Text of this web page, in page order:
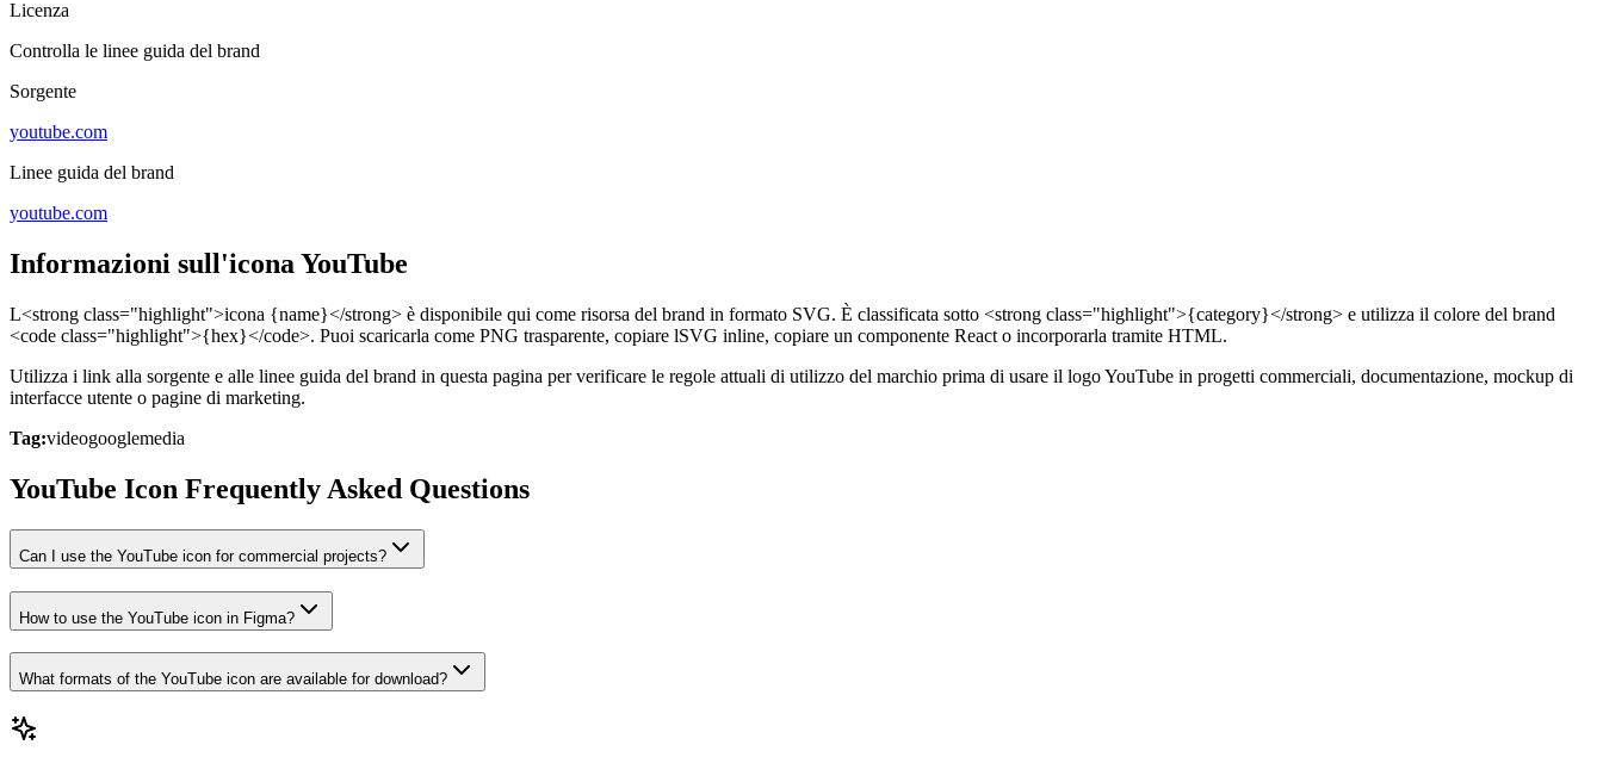
Licenza
Controlla le linee guida del brand
Sorgente
youtube.com
Linee guida del brand
youtube.com
Informazioni sull'icona YouTube
L<strong class="highlight">icona {name}</strong> è disponibile qui come risorsa del brand in formato SVG. È classificata sotto <strong class="highlight">{category}</strong> e utilizza il colore del brand
<code class="highlight">{hex}</code>. Puoi scaricarla come PNG trasparente, copiare lSVG inline, copiare un componente React o incorporarla tramite HTML.
Utilizza i link alla sorgente e alle linee guida del brand in questa pagina per verificare le regole attuali di utilizzo del marchio prima di usare il logo YouTube in progetti commerciali, documentazione, mockup di
interfacce utente o pagine di marketing.
Tag:videogooglemedia
YouTube Icon Frequently Asked Questions
Can I use the YouTube icon for commercial projects?
How to use the YouTube icon in Figma?
What formats of the YouTube icon are available for download?